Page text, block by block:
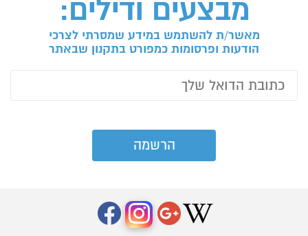
מבצעים ודילים:
מאשר/ת להשתמש במידע שמסרתי לצרכי
הודעות ופרסומות כמפורט בתקנון שבאתר